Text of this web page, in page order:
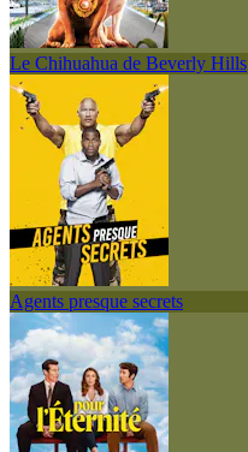
Le Chihuahua de Beverly Hills
Agents presque secrets